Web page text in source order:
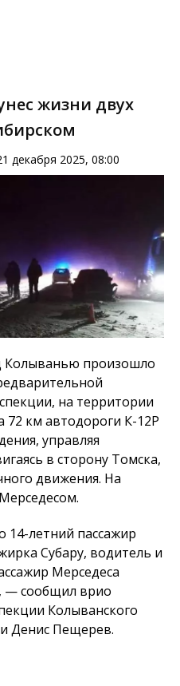
жизни двух
декабря 2025, 08:00
Колыванью произошло
на территории
72 км автодороги К-12Р
управляя
в сторону Томска,
движения. На
14-летний пассажир
Субару, водитель и
Мерседеса
— сообщил врио
Колыванского
Денис Пещерев.